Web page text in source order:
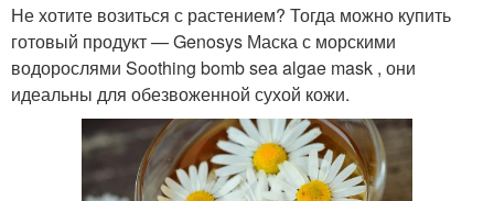
Не хотите возиться с растением? Тогда можно купить
готовый продукт — Genosys Маска с морскими
водорослями Soothing bomb sea algae mask , они
идеальны для обезвоженной сухой кожи.